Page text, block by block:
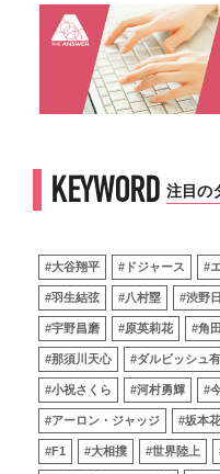
KEYWORD 注目の
#大谷翔平 #ドジャース #
#羽生結弦 #八村塁 #渋野
#宇野昌磨 #原英莉花 #角
#那須川天心 #ダルビッシュ有
#小祝さくら #河村勇輝 #
#アーロン・ジャッジ #坂本
#F1 #大相撲 #世界陸上